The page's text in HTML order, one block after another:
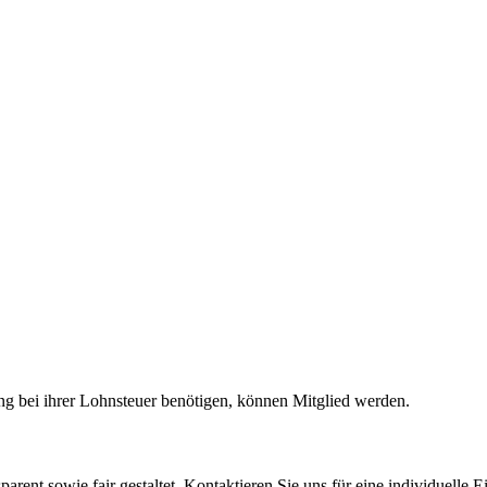
bei ihrer Lohnsteuer benötigen, können Mitglied werden.